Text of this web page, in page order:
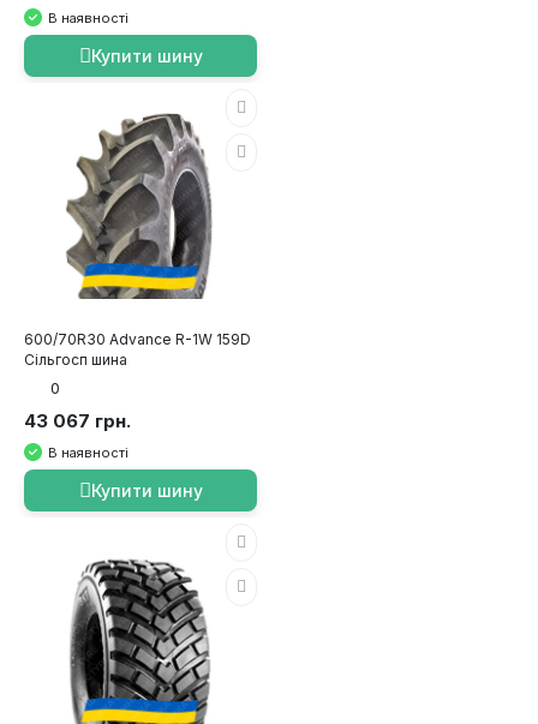
В наявності
Купити шину
600/70R30 Advance R-1W 159D
Сільгосп шина
0
43 067 грн.
В наявності
Купити шину